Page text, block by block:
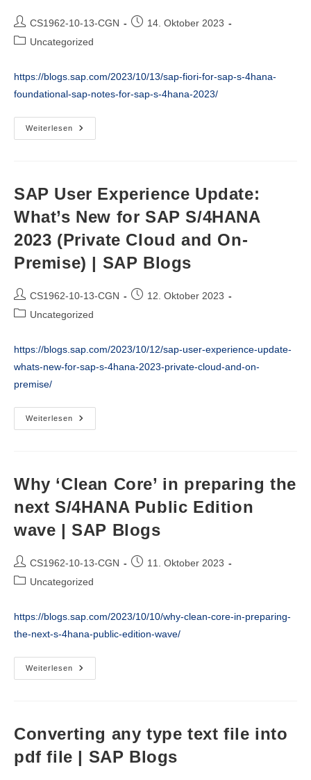
Beitrags-
Autor:
CS1962-10-13-CGN
Beitrag14. Oktober 2023
Beitrags-
Uncategorized
https://blogs.sap.com/2023/10/13/sap-fiori-for-sap-s-4hana-
foundational-sap-notes-for-sap-s-4hana-2023/
Weiterlesen
SAP
Fiori
Foundational
SAP
For
SAP
S/4HANA
2023
SAP
Blogs
SAP User Experience Update:
What’s New for SAP S/4HANA
2023 (Private Cloud and On-
Premise) | SAP Blogs
Beitrags-
Autor:
CS1962-10-13-CGN
Beitrag12. Oktober 2023
Beitrags-
Uncategorized
https://blogs.sap.com/2023/10/12/sap-user-experience-update-
whats-new-for-sap-s-4hana-2023-private-cloud-and-on-
premise/
Weiterlesen
SAP
User
For
SAP
2023
(Private
Cloud
And
|
Blogs
Why ‘Clean Core’ in preparing the
next S/4HANA Public Edition
wave | SAP Blogs
Beitrags-
Autor:
CS1962-10-13-CGN
Beitrag11. Oktober 2023
Beitrags-
Uncategorized
https://blogs.sap.com/2023/10/10/why-clean-core-in-preparing-
the-next-s-4hana-public-edition-wave/
Weiterlesen
Why
‘Clean
Next
S/4HANA
Public
Edition
Wave
Converting any type text file into
pdf file | SAP Blogs